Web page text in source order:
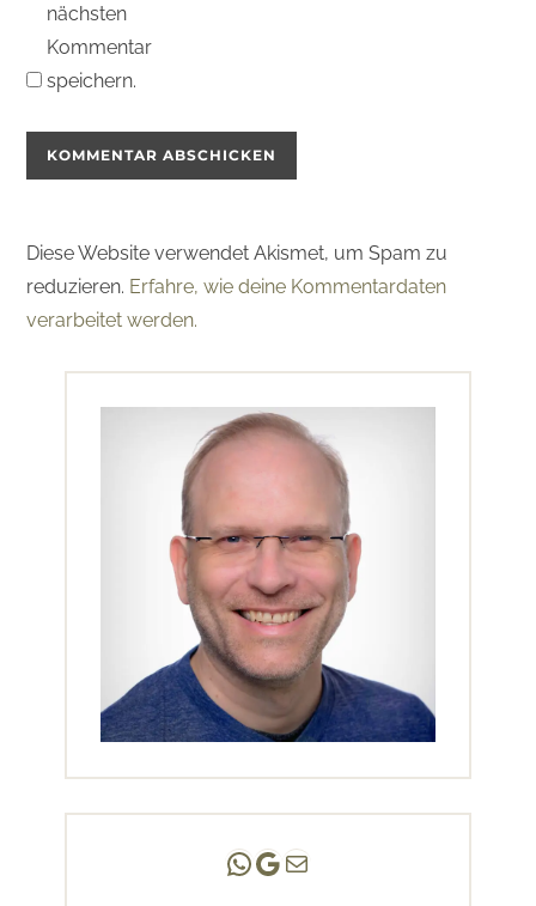
nächsten
Kommentar
speichern.
Diese Website verwendet Akismet, um Spam zu
reduzieren. Erfahre, wie deine Kommentardaten
verarbeitet werden.
Andreas Scholz | (HPP)
Praxis Adlershof
E-Mail an mich ...